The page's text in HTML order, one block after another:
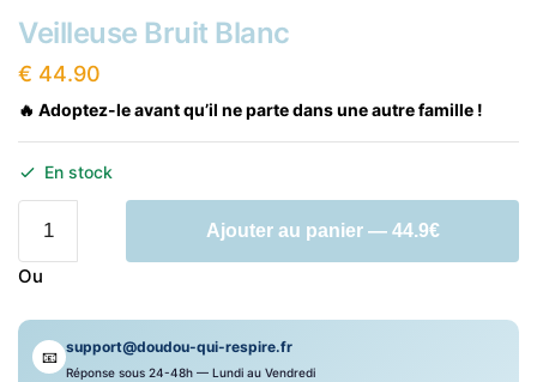
Veilleuse Bruit Blanc
€ 44.90
🔥 Adoptez-le avant qu’il ne parte dans une autre famille !
En stock
Veilleuse
Blanc
Ajouter au panier — 44.9€
Ou
📧 support@doudou-qui-respire.fr
Réponse sous 24-48h — Lundi au Vendredi